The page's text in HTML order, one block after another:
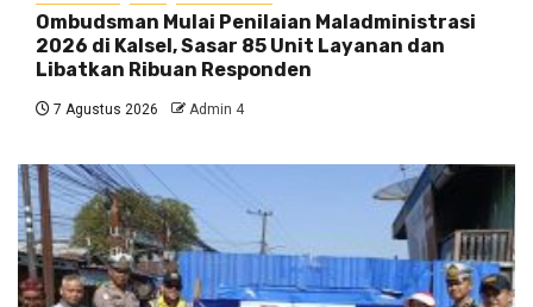
Ombudsman Mulai Penilaian Maladministrasi
2026 di Kalsel, Sasar 85 Unit Layanan dan
Libatkan Ribuan Responden
7 Agustus 2026 Admin 4